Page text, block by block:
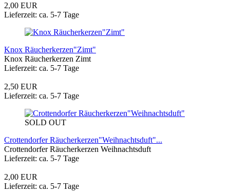
2,00 EUR
Lieferzeit: ca. 5-7 Tage
Knox Räucherkerzen"Zimt"
Knox Räucherkerzen Zimt
Lieferzeit: ca. 5-7 Tage
2,50 EUR
Lieferzeit: ca. 5-7 Tage
SOLD OUT
Crottendorfer Räucherkerzen"Weihnachtsduft"...
Crottendorfer Räucherkerzen Weihnachtsduft
Lieferzeit: ca. 5-7 Tage
2,00 EUR
Lieferzeit: ca. 5-7 Tage